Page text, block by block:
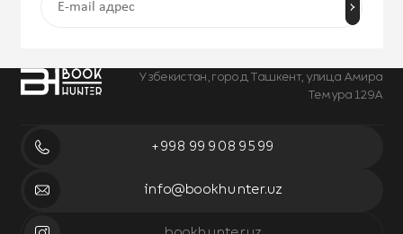
Узбекистан, город Ташкент, улица Амира
Темура 129А
+998 99 908 95 99
info@bookhunter.uz